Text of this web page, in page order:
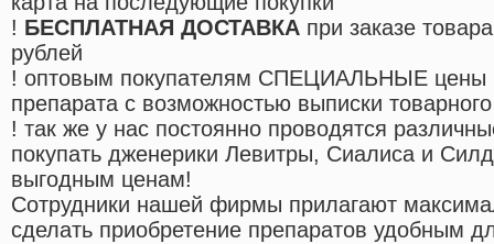
! БЕСПЛАТНАЯ ДОСТАВКА при заказе
рублей
! оптовым покупателям СПЕЦИАЛЬНЫЕ цены
препарата с возможностью выписки
! так же у нас постоянно проводятся
покупать дженерики Левитры, Сиалиса и
выгодным ценам!
Cотрудники нашей фирмы прилагают
сделать приобретение препаратов удобным